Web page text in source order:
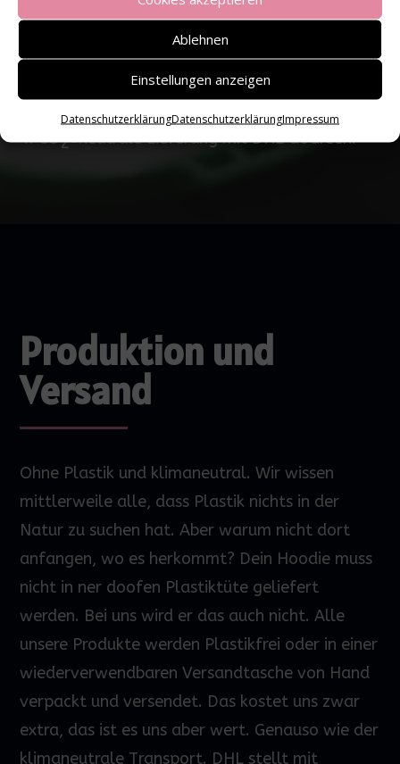
Ablehnen
Einstellungen anzeigen
DatenschutzerklärungDatenschutzerklärungImpressum
Arbeitsbedingungen.
2. Lokaler Stick in Gevelsberg/Deutschland.
3. Plastikfreie Verpackung
4.CO2-neutrale Lieferung mit DHL GoGreen.
Produktion und
Versand
Ohne Plastik und klimaneutral. Wir wissen
mittlerweile alle, dass Plastik nichts in der
Natur zu suchen hat. Aber warum nicht dort
anfangen, wo es herkommt? Dein Hoodie muss
nicht in ner doofen Plastiktüte geliefert
werden. Bei uns wird er das auch nicht. Alle
unsere Produkte werden Plastikfrei oder in einer
wiederverwendbaren Versandtasche von Hand
verpackt und versendet. Das kostet uns zwar
extra, das ist es uns aber wert. Genauso wie der
klimaneutrale Transport. DHL stellt mit